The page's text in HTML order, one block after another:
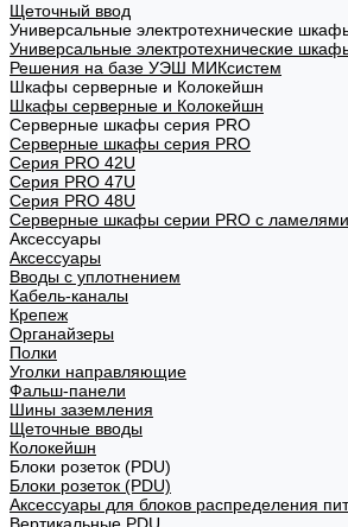
Щеточный ввод
Универсальные электротехнические
Универсальные электротехнические
Решения на базе УЭШ МИКсистем
Шкафы серверные и Колокейшн
Шкафы серверные и Колокейшн
Серверные шкафы серия PRO
Серверные шкафы серия PRO
Серия PRO 42U
Серия PRO 47U
Серия PRO 48U
Серверные шкафы серии PRO с ламелями
Аксессуары
Аксессуары
Вводы с уплотнением
Кабель-каналы
Крепеж
Органайзеры
Полки
Уголки направляющие
Фальш-панели
Шины заземления
Щеточные вводы
Колокейшн
Блоки розеток (PDU)
Блоки розеток (PDU)
Аксессуары для блоков распределения